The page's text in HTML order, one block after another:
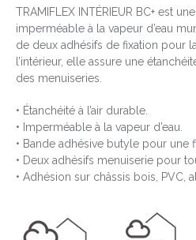
TRAMIFLEX INTÉRIEUR BC+ est
imperméable à la vapeur d’eau
de deux adhésifs de fixation pour
l’intérieur, elle assure une
des menuiseries.
• Étanchéité à l’air durable.
• Imperméable à la vapeur d’eau.
• Bande adhésive butyle pour une
• Deux adhésifs menuiserie pour
• Adhésion sur châssis bois, PVC,